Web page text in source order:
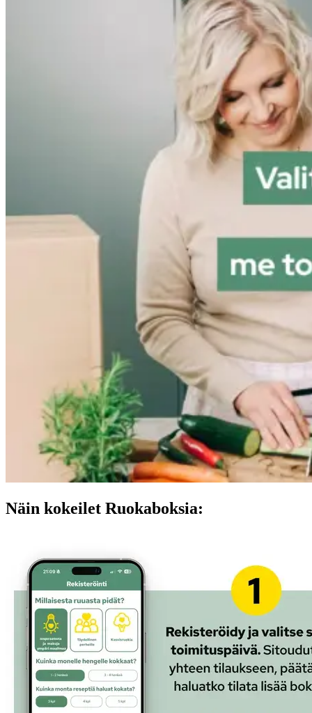
Näin kokeilet Ruokaboksia: